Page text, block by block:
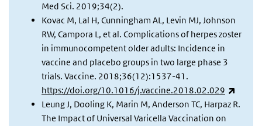
Med Sci. 2019;34(2).
Kovac M, Lal H, Cunningham AL, Levin MJ, Johnson
RW, Campora L, et al. Complications of herpes zoster
in immunocompetent older adults: Incidence in
vaccine and placebo groups in two large phase 3
trials. Vaccine. 2018;36(12):1537-41.
https://doi.org/10.1016/j.vaccine.2018.02.029
Leung J, Dooling K, Marin M, Anderson TC, Harpaz R.
The Impact of Universal Varicella Vaccination on